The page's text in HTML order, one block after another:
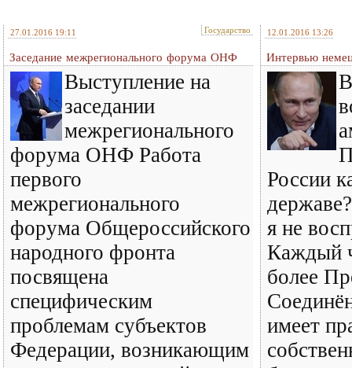
27.01.2016 19:11 Государство
Заседание межрегионального форума ОНФ
Выступление на
заседании
межрегионального
форума ОНФ Работа
первого
межрегионального
форума Общероссийского
народного фронта
посвящена
специфическим
проблемам субъектов
Федерации, возникающим
12.01.2016 13:26
Интервью
России
я не
Каждый
более
имеет